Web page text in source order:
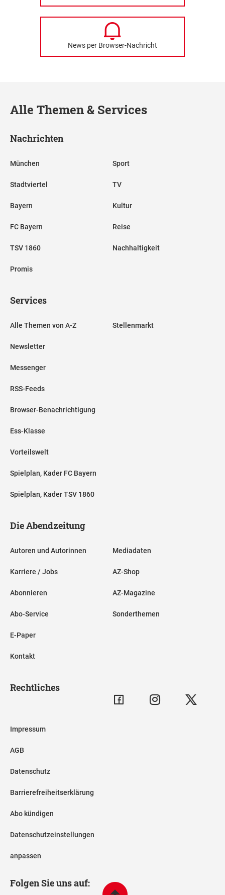
News per Browser-Nachricht
Alle Themen & Services
Nachrichten
München
Stadtviertel
Bayern
FC Bayern
TSV 1860
Promis
Sport
TV
Kultur
Reise
Nachhaltigkeit
Services
Alle Themen von A-Z
Newsletter
Messenger
RSS-Feeds
Browser-Benachrichtigung
Ess-Klasse
Vorteilswelt
Spielplan, Kader FC Bayern
Spielplan, Kader TSV 1860
Stellenmarkt
Die Abendzeitung
Autoren und Autorinnen
Karriere / Jobs
Abonnieren
Abo-Service
E-Paper
Kontakt
Mediadaten
AZ-Shop
AZ-Magazine
Sonderthemen
Rechtliches
Impressum
AGB
Datenschutz
Barrierefreiheitserklärung
Abo kündigen
Datenschutzeinstellungen
anpassen
Folgen Sie uns auf: